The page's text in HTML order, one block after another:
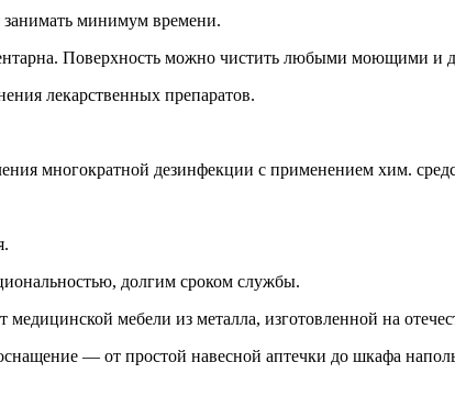
занимать минимум времени.
Поверхность можно чистить любыми моющими и
лекарственных препаратов.
многократной дезинфекции с применением хим.
долгим сроком службы.
медицинской мебели из металла, изготовленной на
— от простой навесной аптечки до шкафа